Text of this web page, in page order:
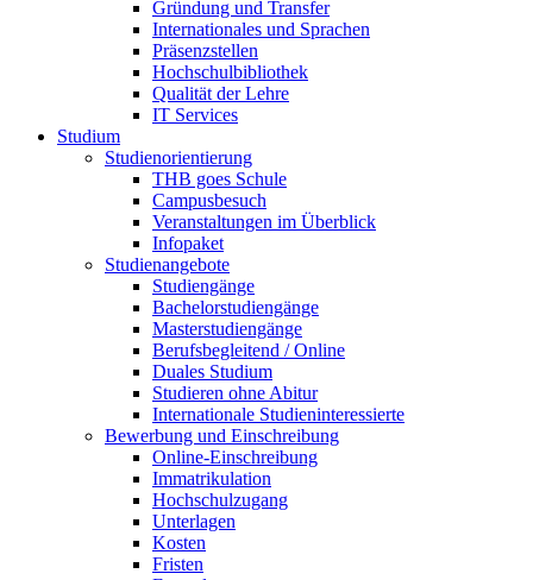
Gründung und Transfer
Internationales und Sprachen
Präsenzstellen
Hochschulbibliothek
Qualität der Lehre
IT Services
Studium
Studienorientierung
THB goes Schule
Campusbesuch
Veranstaltungen im Überblick
Infopaket
Studienangebote
Studiengänge
Bachelorstudiengänge
Masterstudiengänge
Berufsbegleitend / Online
Duales Studium
Studieren ohne Abitur
Internationale Studieninteressierte
Bewerbung und Einschreibung
Online-Einschreibung
Immatrikulation
Hochschulzugang
Unterlagen
Kosten
Fristen